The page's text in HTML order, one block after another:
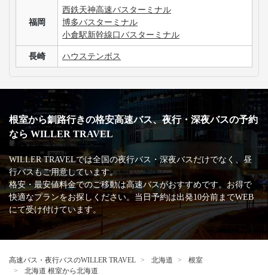
福岡
西鉄天神高速バスターミナル
博多バスターミナル
小倉駅新幹線口バスターミナル
長崎 ハウステンボス
根室から釧路行きの格安高速バス、夜行・深夜バスの予約
なら WILLER TRAVEL
WILLER TRAVELでは全国の夜行バス・深夜バスだけでなく、昼
行バスもご用意しています。
格安・最安値料金でのご移動は高速バスがおすすめです。お得で
快適なプランをお探しください。当日予約は出発10分前までWEB
にて受け付けています。
高速バス・夜行バスのWILLER TRAVEL 北海道
根室
北海道 根室から北海道